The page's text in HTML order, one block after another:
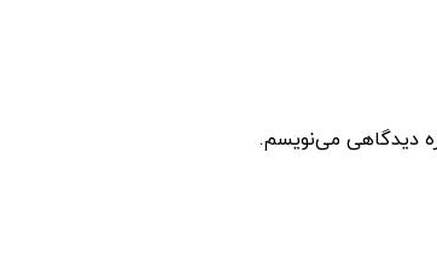
دیدگاهی می‌نویسم.